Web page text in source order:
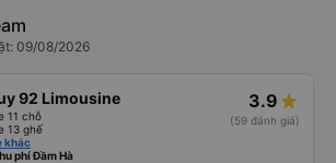
09/08/2026
92 Limousine
11 chỗ
13 ghế
khác
3.9
(59 đánh giá)
phí Đầm Hà